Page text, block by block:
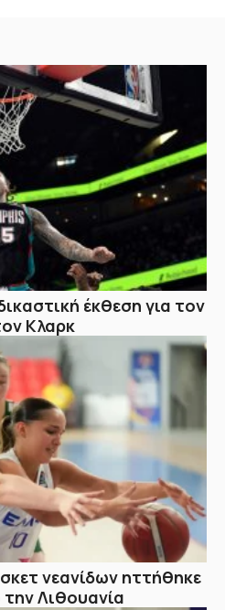
έκθεση για τον
Κλαρκ
νεανίδων ηττήθηκε
Λιθουανία